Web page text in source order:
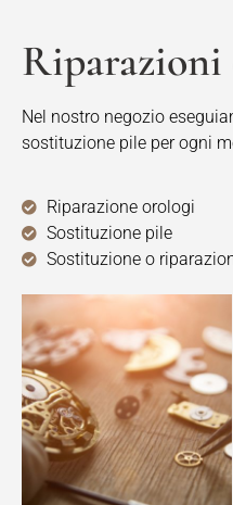
Nel nostro negozio
sostituzione pile per ogni
Riparazione orologi
Sostituzione pile
Sostituzione o